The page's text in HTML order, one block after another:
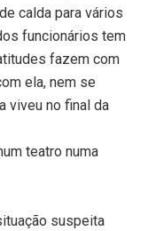
calda para vários
funcionários tem
fazem com
ela, nem se
viveu no final da
teatro numa
suspeita